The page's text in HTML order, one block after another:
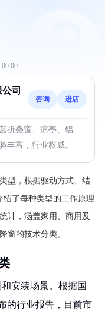
司
咨询 进店
折叠窗、凉亭、铝
丰富，行业权威。
型，根据驱动方式、结
了每种类型的工作原理
计，涵盖家用、商用及
窗的技术分类。
安装场景。根据国
的行业报告，目前市